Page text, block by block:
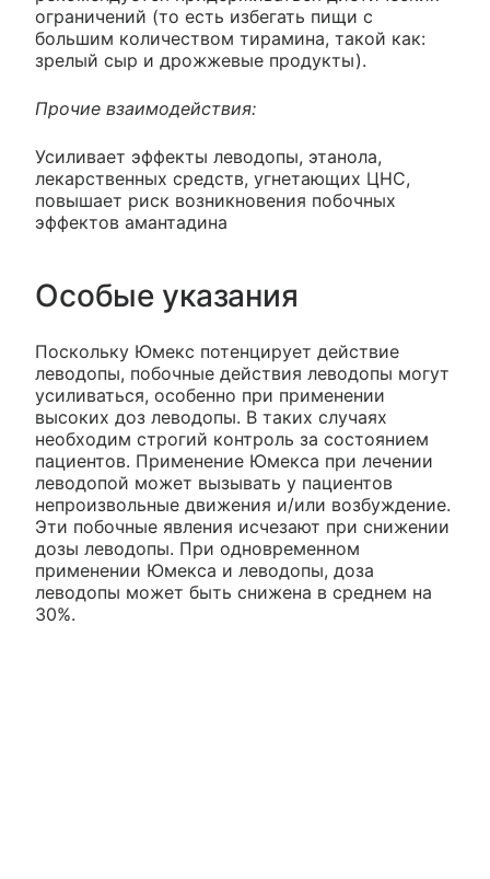
ограничений (то есть избегать пищи с
большим количеством тирамина, такой как:
зрелый сыр и дрожжевые продукты).
Прочие взаимодействия:
Усиливает эффекты леводопы, этанола,
лекарственных средств, угнетающих ЦНС,
повышает риск возникновения побочных
эффектов амантадина
Особые указания
Поскольку Юмекс потенцирует действие
леводопы, побочные действия леводопы могут
усиливаться, особенно при применении
высоких доз леводопы. В таких случаях
необходим строгий контроль за состоянием
пациентов. Применение Юмекса при лечении
леводопой может вызывать у пациентов
непроизвольные движения и/или возбуждение.
Эти побочные явления исчезают при снижении
дозы леводопы. При одновременном
применении Юмекса и леводопы, доза
леводопы может быть снижена в среднем на
30%.